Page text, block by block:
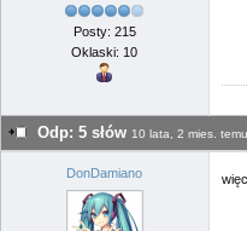
Posty: 215
Oklaski: 10
Odp: 5 słów 10 lata, 2 mies. temu
DonDamiano